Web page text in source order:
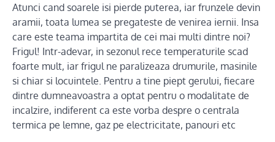
Atunci cand soarele isi pierde puterea, iar frunzele devin
aramii, toata lumea se pregateste de venirea iernii. Insa
care este teama impartita de cei mai multi dintre noi?
Frigul! Intr-adevar, in sezonul rece temperaturile scad
foarte mult, iar frigul ne paralizeaza drumurile, masinile
si chiar si locuintele. Pentru a tine piept gerului, fiecare
dintre dumneavoastra a optat pentru o modalitate de
incalzire, indiferent ca este vorba despre o centrala
termica pe lemne, gaz pe electricitate, panouri etc